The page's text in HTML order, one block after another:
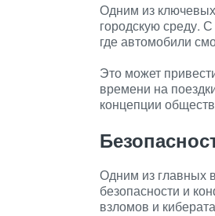
Одним из
городскую среду.
где автомобили
Это может
времени на
концепции
Одним из главных
безопасности и
взломов и